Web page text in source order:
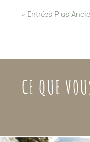
« Entrées Plus
CE QUE